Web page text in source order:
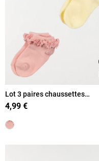
Lot 3 paires chaussettes
colorées fille
4,99 €